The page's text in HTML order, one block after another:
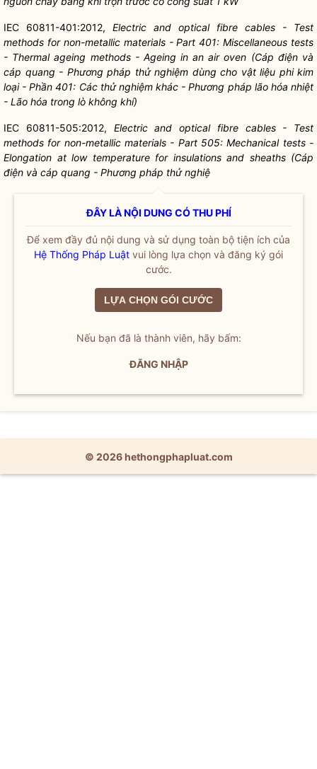
IEC 60811-401:2012, Electric and optical fibre cables - Test
methods for non-metallic materials - Part 401: Miscellaneous tests
- Thermal ageing methods - Ageing in an air oven (Cáp điện và
cáp quang - Phương pháp thử nghiệm dùng cho vật liệu phi kim
loại - Phần 401: Các thử nghiệm khác - Phương pháp lão hóa nhiệt
- Lão hóa trong lò không khí)
IEC 60811-505:2012, Electric and optical fibre cables - Test
methods for non-metallic materials - Part 505: Mechanical tests -
Elongation at low temperature for insulations and sheaths (Cáp
điện và cáp quang - Phương pháp thử nghiệ
ĐÂY LÀ NỘI DUNG CÓ THU PHÍ
Để xem đầy đủ nội dung và sử dụng toàn bộ tiện ích của
Hệ Thống Pháp Luật vui lòng lựa chọn và đăng ký gói
cước.
LỰA CHỌN GÓI CƯỚC
Nếu bạn đã là thành viên, hãy bấm:
ĐĂNG NHẬP
© 2026 hethongphapluat.com